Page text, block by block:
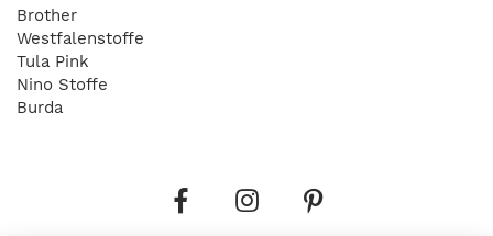
Brother
Westfalenstoffe
Tula Pink
Nino Stoffe
Burda